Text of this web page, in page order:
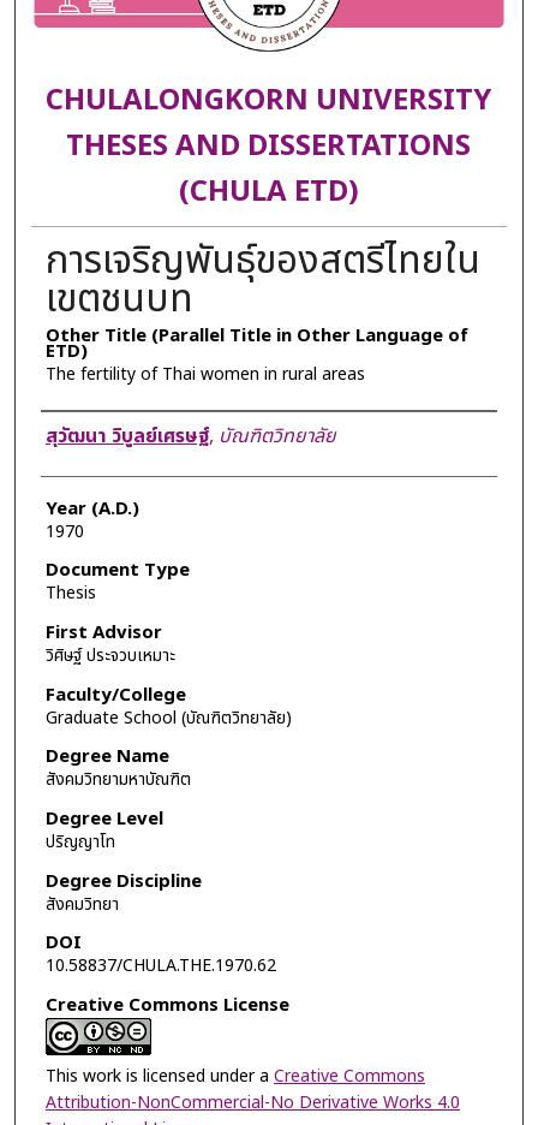
CHULALONGKORN UNIVERSITY
THESES AND DISSERTATIONS
(CHULA ETD)
การเจริญพันธุ์ของสตรีไทยใน
เขตชนบท
Other Title (Parallel Title in Other Language of
ETD)
The fertility of Thai women in rural areas
Author
สุวัฒนา วิบูลย์เศรษฐ์, บัณฑิตวิทยาลัย
Year (A.D.)
1970
Document Type
Thesis
First Advisor
วิศิษฐ์ ประจวบเหมาะ
Faculty/College
Graduate School (บัณฑิตวิทยาลัย)
Degree Name
สังคมวิทยามหาบัณฑิต
Degree Level
ปริญญาโท
Degree Discipline
สังคมวิทยา
DOI
10.58837/CHULA.THE.1970.62
Creative Commons License
This work is licensed under a Creative Commons
Attribution-NonCommercial-No Derivative Works 4.0